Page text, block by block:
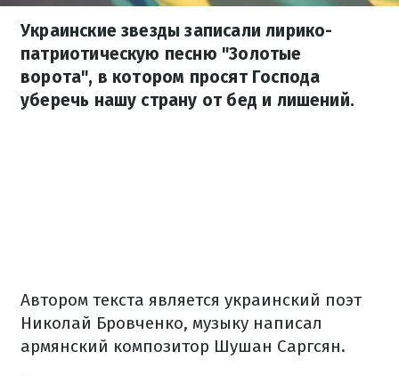
Украинские звезды записали лирико-
патриотическую песню "Золотые
ворота", в котором просят Господа
уберечь нашу страну от бед и лишений.
Автором текста является украинский поэт
Николай Бровченко, музыку написал
армянский композитор Шушан Саргсян.